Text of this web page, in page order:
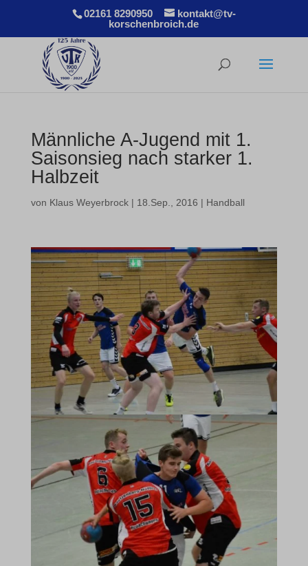
02161 8290950
kontakt@tv-
korschenbroich.de
Männliche A-Jugend mit 1.
Saisonsieg nach starker 1.
Halbzeit
von Klaus Weyerbrock| 18.Sep., 2016 | Handball